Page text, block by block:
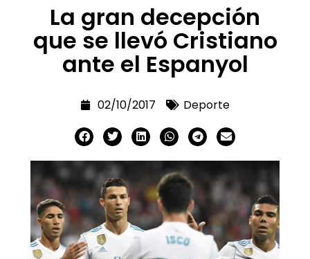
La gran decepción
que se llevó Cristiano
ante el Espanyol
02/10/2017 Deporte